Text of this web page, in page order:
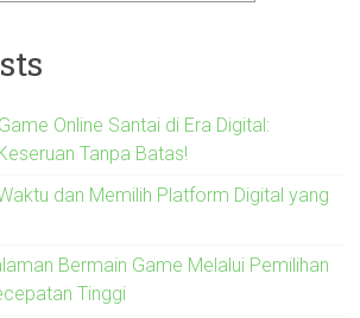
Online Santai di Era Digital:
Tanpa Batas!
dan Memilih Platform Digital yang
Bermain Game Melalui Pemilihan
Tinggi